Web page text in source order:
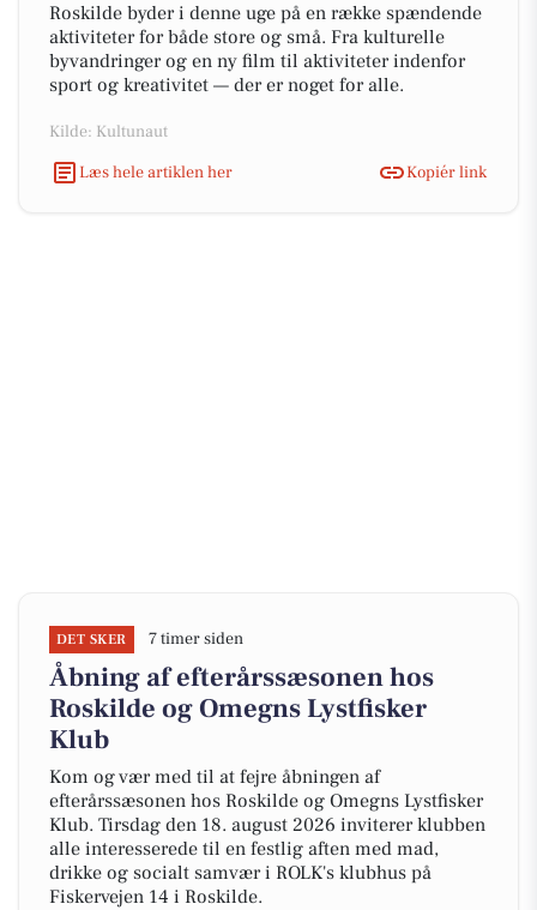
Roskilde byder i denne uge på en række spændende
aktiviteter for både store og små. Fra kulturelle
byvandringer og en ny film til aktiviteter indenfor
sport og kreativitet — der er noget for alle.
Kilde: Kultunaut
Læs hele artiklen her
Kopiér link
DET SKER 7 timer siden
Åbning af efterårssæsonen hos
Roskilde og Omegns Lystfisker
Klub
Kom og vær med til at fejre åbningen af
efterårssæsonen hos Roskilde og Omegns Lystfisker
Klub. Tirsdag den 18. august 2026 inviterer klubben
alle interesserede til en festlig aften med mad,
drikke og socialt samvær i ROLK's klubhus på
Fiskervejen 14 i Roskilde.